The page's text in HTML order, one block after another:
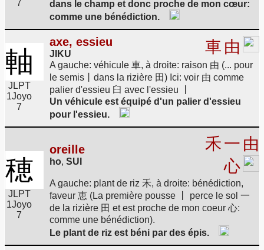
7
dans le champ et donc proche de mon cœur:
comme une bénédiction.
軸
JLPT
1Joyo
7
axe, essieu
JIKU 車 由
A gauche: véhicule 車, à droite: raison 由 (... pour
le semis丨dans la rizière 田) Ici: voir 由 comme
palier d'essieu 臼 avec l'essieu 丨
Un véhicule est équipé d'un palier d'essieu
pour l'essieu.
穂
JLPT
1Joyo
7
oreille
ho, SUI
禾一 由
心
A gauche: plant de riz 禾, à droite: bénédiction,
faveur 恵 (La première pousse 丨 perce le sol 一
de la rizière 田 et est proche de mon coeur 心:
comme une bénédiction).
Le plant de riz est béni par des épis.